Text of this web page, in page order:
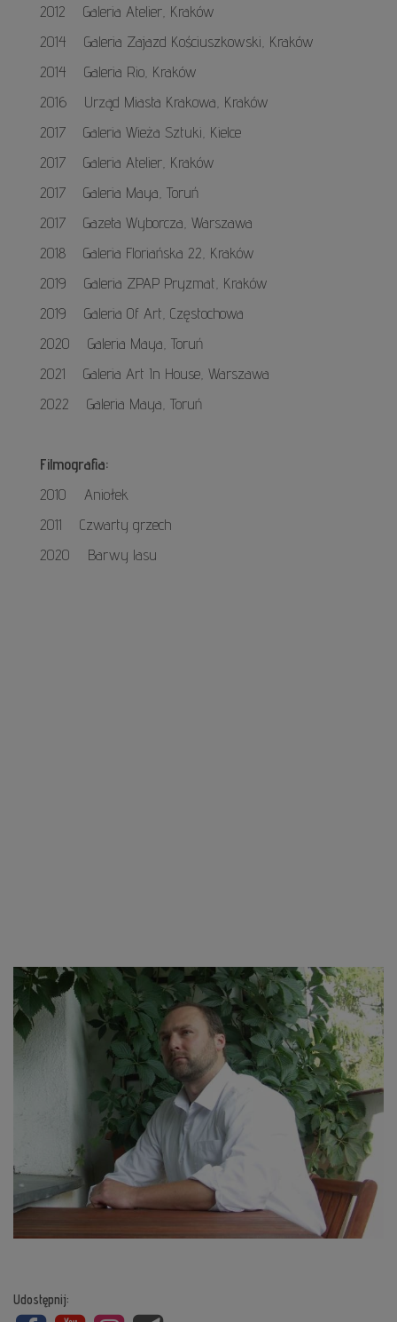
2012 Galeria Atelier, Kraków
2014 Galeria Zajazd Kościuszkowski, Kraków
2014 Galeria Rio, Kraków
2016 Urząd Miasta Krakowa, Kraków
2017 Galeria Wieża Sztuki, Kielce
2017 Galeria Atelier, Kraków
2017 Galeria Maya, Toruń
2017 Gazeta Wyborcza, Warszawa
2018 Galeria Floriańska 22, Kraków
2019 Galeria ZPAP Pryzmat, Kraków
2019 Galeria Of Art, Częstochowa
2020 Galeria Maya, Toruń
2021 Galeria Art In House, Warszawa
2022 Galeria Maya, Toruń
Filmografia:
2010 Aniołek
2011 Czwarty grzech
2020 Barwy lasu
Udostępnij: